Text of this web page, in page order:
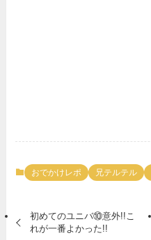
おでかけレポ 兄テルテル
初めてのユニバ⑩意外!!こ
れが一番よかった!!